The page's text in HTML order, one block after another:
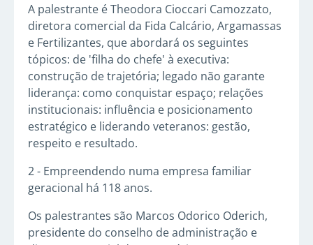
A palestrante é Theodora Cioccari Camozzato,
diretora comercial da Fida Calcário, Argamassas
e Fertilizantes, que abordará os seguintes
tópicos: de 'filha do chefe' à executiva:
construção de trajetória; legado não garante
liderança: como conquistar espaço; relações
institucionais: influência e posicionamento
estratégico e liderando veteranos: gestão,
respeito e resultado.
2 - Empreendendo numa empresa familiar
geracional há 118 anos.
Os palestrantes são Marcos Odorico Oderich,
presidente do conselho de administração e